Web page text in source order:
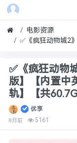
电影资源
✅《疯狂动物
版】【内置中
轨】【共
优享
8月前 5161